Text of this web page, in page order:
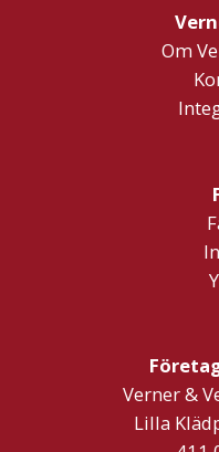
Om
Verner &
Lilla